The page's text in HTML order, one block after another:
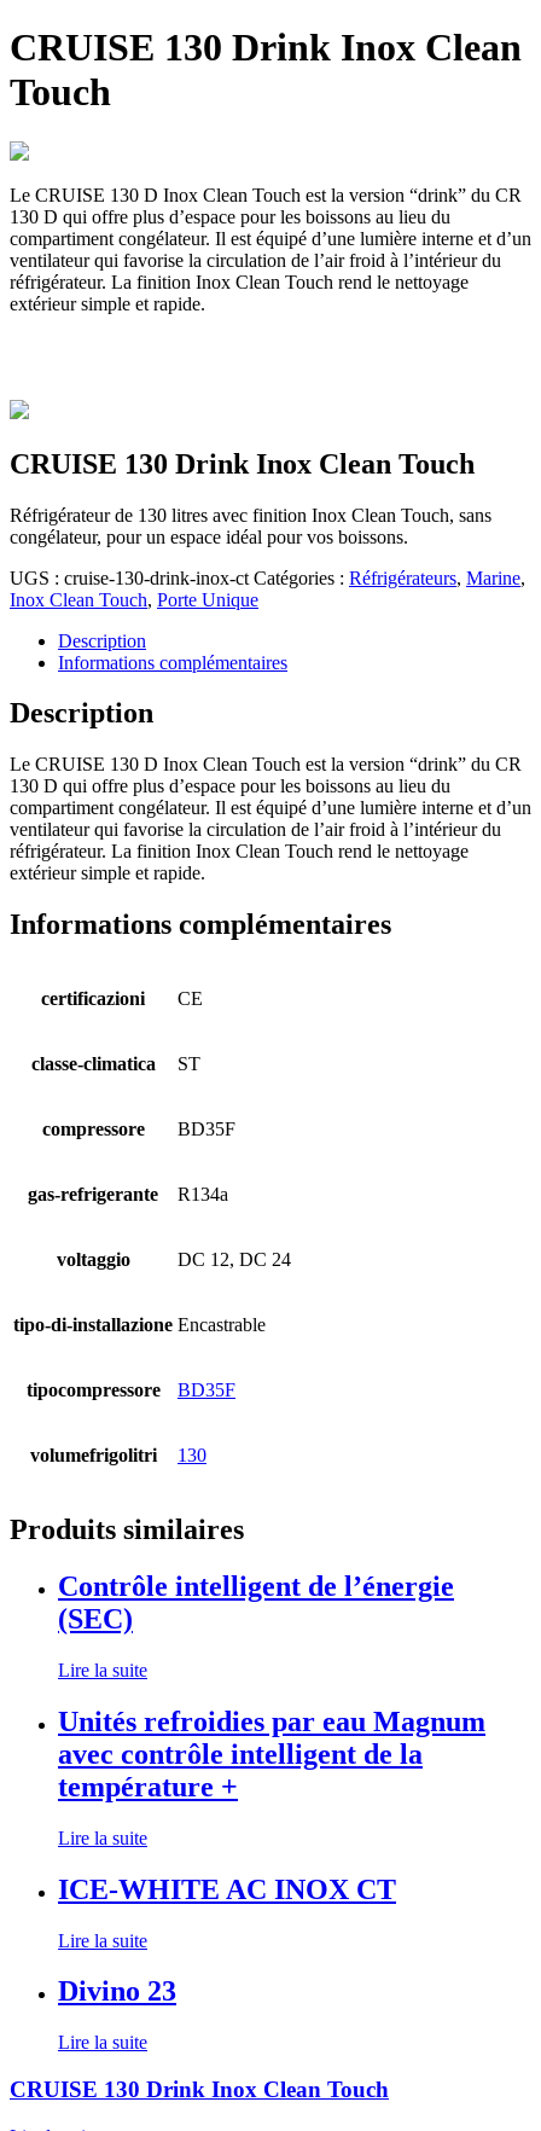
CRUISE 130 Drink Inox Clean
Touch
Le CRUISE 130 D Inox Clean Touch est la version “drink” du CR
130 D qui offre plus d’espace pour les boissons au lieu du
compartiment congélateur. Il est équipé d’une lumière interne et d’un
ventilateur qui favorise la circulation de l’air froid à l’intérieur du
réfrigérateur. La finition Inox Clean Touch rend le nettoyage
extérieur simple et rapide.
CRUISE 130 Drink Inox Clean Touch
Réfrigérateur de 130 litres avec finition Inox Clean Touch, sans
congélateur, pour un espace idéal pour vos boissons.
UGS : cruise-130-drink-inox-ct Catégories : Réfrigérateurs, Marine,
Inox Clean Touch, Porte Unique
Description
Informations complémentaires
Description
Le CRUISE 130 D Inox Clean Touch est la version “drink” du CR
130 D qui offre plus d’espace pour les boissons au lieu du
compartiment congélateur. Il est équipé d’une lumière interne et d’un
ventilateur qui favorise la circulation de l’air froid à l’intérieur du
réfrigérateur. La finition Inox Clean Touch rend le nettoyage
extérieur simple et rapide.
Informations complémentaires
certificazioni CE
classe-climatica ST
compressore BD35F
gas-refrigerante R134a
voltaggio DC 12, DC 24
tipo-di-installazione Encastrable
tipocompressore BD35F
volumefrigolitri 130
Produits similaires
Contrôle intelligent de l’énergie
(SEC)
Lire la suite
Unités refroidies par eau Magnum
avec contrôle intelligent de la
température +
Lire la suite
ICE-WHITE AC INOX CT
Lire la suite
Divino 23
Lire la suite
CRUISE 130 Drink Inox Clean Touch